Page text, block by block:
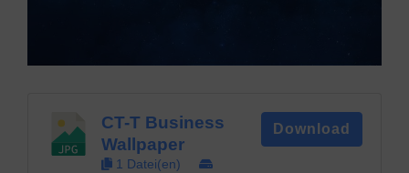
CT-T Business
Wallpaper
1 Datei(en)
Download